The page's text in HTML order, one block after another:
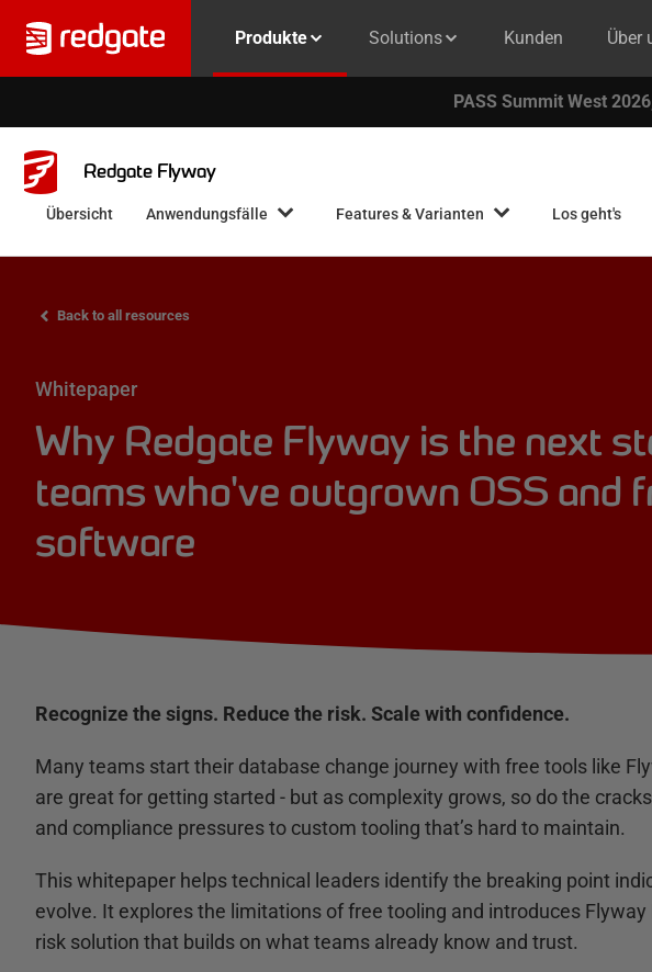
Produkte Solutions Kunden Über
PASS Summit West
Redgate Flyway
Übersicht Anwendungsfälle Features & Varianten Los geht's
Back to all resources
Whitepaper
Why Redgate Flyway is the next
teams who've outgrown OSS and
software
Recognize the signs. Reduce the risk. Scale with confidence.
Many teams start their database change journey with free tools like
are great for getting started - but as complexity grows, so do the
and compliance pressures to custom tooling that’s hard to maintain.
This whitepaper helps technical leaders identify the breaking point
evolve. It explores the limitations of free tooling and introduces Flyway
risk solution that builds on what teams already know and trust.